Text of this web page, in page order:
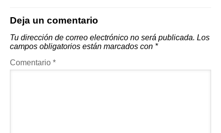
Deja un comentario
Tu dirección de correo electrónico no será publicada. Los
campos obligatorios están marcados con *
Comentario *